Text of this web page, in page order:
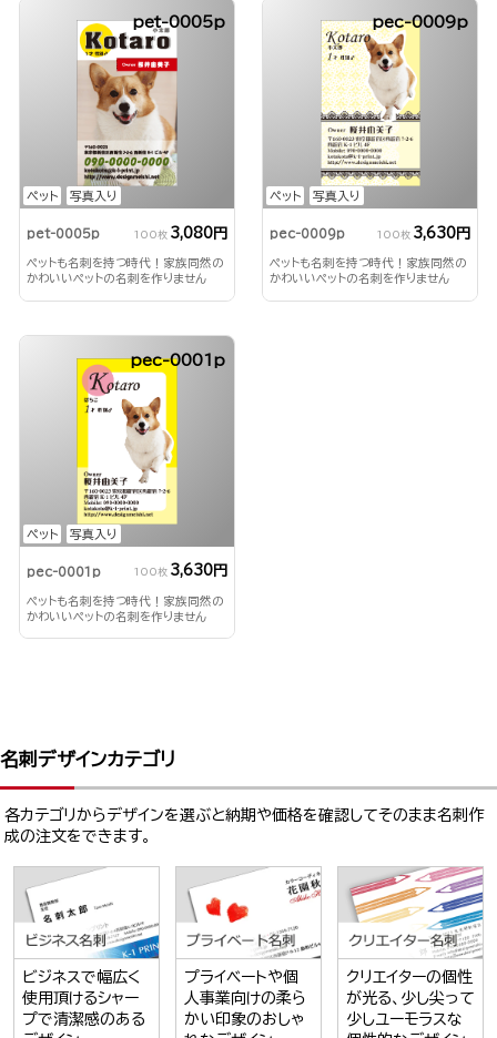
ペット 写真入り
pet-0005p
pet-0005p 100枚 3,080円
ペットも名刺を持つ時代！家族同然の
かわいいペットの名刺を作りません
ペット 写真入り
pec-0009p
pec-0009p 100枚 3,630円
ペットも名刺を持つ時代！家族同然の
かわいいペットの名刺を作りません
ペット 写真入り
pec-0001p
pec-0001p 100枚 3,630円
ペットも名刺を持つ時代！家族同然の
かわいいペットの名刺を作りません
名刺デザインカテゴリ
各カテゴリからデザインを選ぶと納期や価格を確認してそのまま名刺作
成の注文をできます。
ビジネスで幅広く
使用頂けるシャー
プで清潔感のある
プライベートや個
人事業向けの柔ら
かい印象のおしゃ
クリエイターの個性
が光る、少し尖って
少しユーモラスな